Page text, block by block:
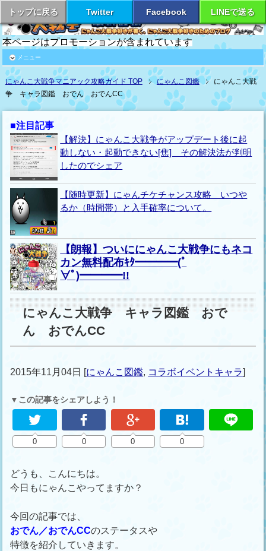
トップに戻る Twitter Facebook LINEで送る
本ページはプロモーションが含まれています
メニュー
にゃんこ大戦争マニアック攻略ガイド TOP にゃんこ図鑑
にゃんこ大戦
争 キャラ図鑑 おでん おでんCC
■注目記事
【解決】にゃんこ大戦争がアップデート後に起
動しない・起動できない[焦] その解決法が判明
したのでシェア
【随時更新】にゃんチケチャンス攻略 いつや
るか（時間帯）と入手確率について。
【朗報】ついににゃんこ大戦争にもネコ
カン無料配布ｷﾀ━━━━(ﾟ
∀ﾟ)━━━━!!
にゃんこ大戦争 キャラ図鑑 おで
ん おでんCC
2015年11月04日 [にゃんこ図鑑, コラボイベントキャラ]
▼この記事をシェアしよう！
0 0 0 0
どうも、こんにちは。
今日もにゃんこやってますか？
今回の記事では、
おでん／おでんCCのステータスや
特徴を紹介していきます。